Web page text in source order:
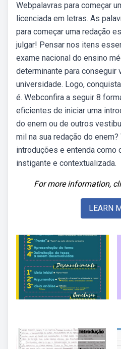
Webpalavras para começar
licenciada em letras. As
para começar uma redação
julgar! Pensar nos itens
exame nacional do ensino
determinante para conseguir
universidade. Logo,
é. Webconfira a seguir 8
eficientes de iniciar uma
do enem ou de outros
mil na sua redação do
introduções e entenda como
instigante e contextualizada.
For more information,
LEARN